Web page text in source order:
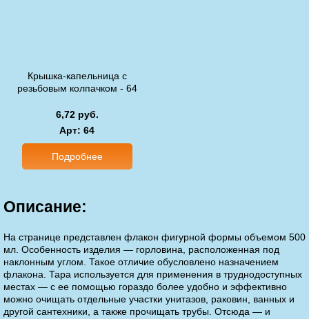
Крышка-капельница с
резьбовым колпачком - 64
6,72 руб.
Арт: 64
Подробнее
Описание:
На странице представлен флакон фигурной формы объемом 500
мл. Особенность изделия — горловина, расположенная под
наклонным углом. Такое отличие обусловлено назначением
флакона. Тара используется для применения в труднодоступных
местах — с ее помощью гораздо более удобно и эффективно
можно очищать отдельные участки унитазов, раковин, ванных и
другой сантехники, а также прочищать трубы. Отсюда — и